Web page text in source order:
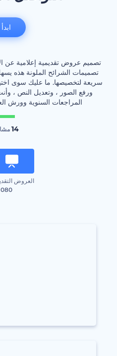
تصميم عروض تقديمية إعلامية عن
تصميمات الشرائح الملونة هذه
سريعة لتخصيصها. ما عليك سوى
ورفع الصور ، وتعديل النص ،
المراجعات السنوية وورش
14
العروض
ابدأ